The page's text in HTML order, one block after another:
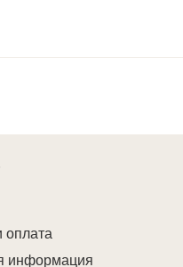
оплата
информация